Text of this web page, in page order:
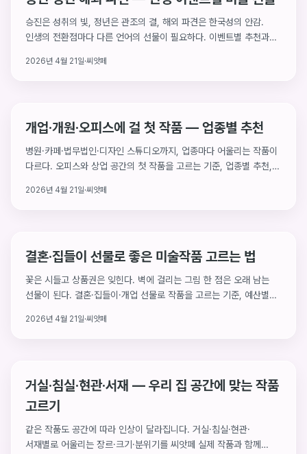
승진은 성취의 빛, 정년은 관조의 결, 해외 파견은 한국성의 안감.
인생의 전환점마다 다른 언어의 선물이 필요하다. 이벤트별 추천과
2026년 4월 21일·씨앗페
개업·개원·오피스에 걸 첫 작품 — 업종별 추천
병원·카페·법무법인·디자인 스튜디오까지, 업종마다 어울리는 작품이
다르다. 오피스와 상업 공간의 첫 작품을 고르는 기준, 업종별 추천,
2026년 4월 21일·씨앗페
결혼·집들이 선물로 좋은 미술작품 고르는 법
꽃은 시들고 상품권은 잊힌다. 벽에 걸리는 그림 한 점은 오래 남는
선물이 된다. 결혼·집들이·개업 선물로 작품을 고르는 기준, 예산별
2026년 4월 21일·씨앗페
거실·침실·현관·서재 — 우리 집 공간에 맞는 작품
고르기
같은 작품도 공간에 따라 인상이 달라집니다. 거실·침실·현관·
서재별로 어울리는 장르·크기·분위기를 씨앗페 실제 작품과 함께